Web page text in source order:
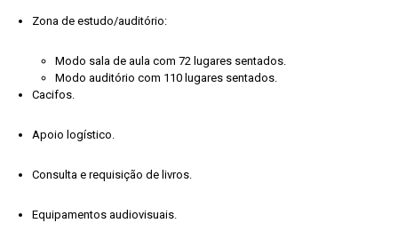
Zona de estudo/auditório:
Modo sala de aula com 72 lugares sentados.
Modo auditório com 110 lugares sentados.
Cacifos.
Apoio logístico.
Consulta e requisição de livros.
Equipamentos audiovisuais.